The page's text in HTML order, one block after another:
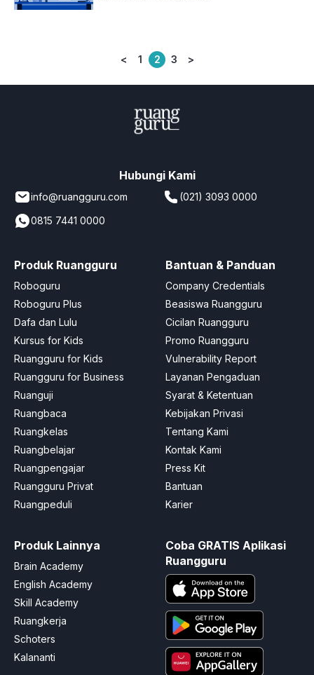
Posts
< 1 2 3 >
Hubungi Kami
info@ruangguru.com
(021) 3093 0000
0815 7441 0000
Produk Ruangguru
Roboguru
Roboguru Plus
Dafa dan Lulu
Kursus for Kids
Ruangguru for Kids
Ruangguru for Business
Ruanguji
Ruangbaca
Ruangkelas
Ruangbelajar
Ruangpengajar
Ruangguru Privat
Ruangpeduli
Bantuan & Panduan
Company Credentials
Beasiswa Ruangguru
Cicilan Ruangguru
Promo Ruangguru
Vulnerability Report
Layanan Pengaduan
Syarat & Ketentuan
Kebijakan Privasi
Tentang Kami
Kontak Kami
Press Kit
Bantuan
Karier
Produk Lainnya
Brain Academy
English Academy
Skill Academy
Ruangkerja
Schoters
Kalananti
Coba GRATIS Aplikasi
Ruangguru